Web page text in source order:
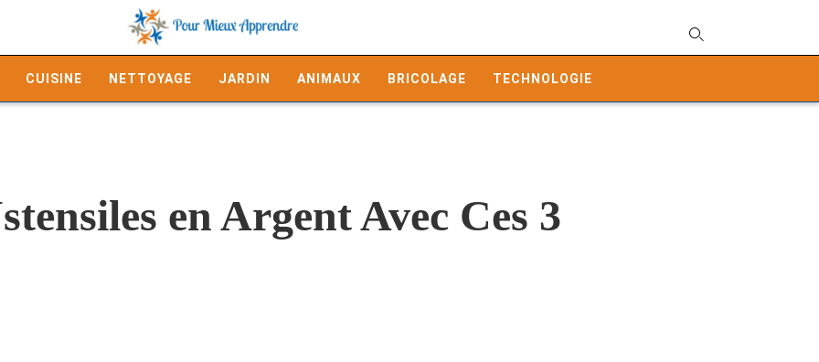
CUISINE NETTOYAGE JARDIN ANIMAUX BRICOLAGE TECHNOLOGIE
en Argent Avec Ces 3